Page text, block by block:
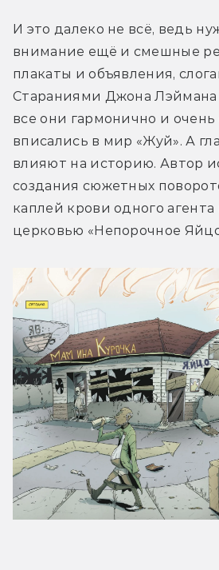
И это далеко не всё, ведь
внимание ещё и смешные
плакаты и объявления,
Стараниями Джона Лэймана
все они гармонично и
вписались в мир «Жуй». А
влияют на историю. Автор
создания сюжетных
каплей крови одного
церковью «Непорочное